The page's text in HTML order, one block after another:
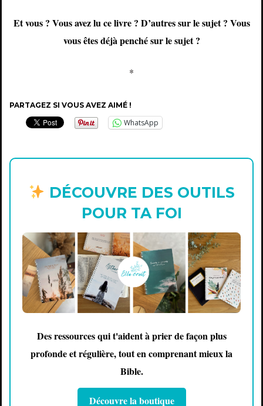
Et vous ? Vous avez lu ce livre ? D’autres sur le sujet ? Vous
vous êtes déjà penché sur le sujet ?
*
PARTAGEZ SI VOUS AVEZ AIMÉ !
WhatsApp
DÉCOUVRE DES OUTILS
POUR TA FOI
Des ressources qui t'aident à prier de façon plus
profonde et régulière, tout en comprenant mieux la
Bible.
Découvre la boutique